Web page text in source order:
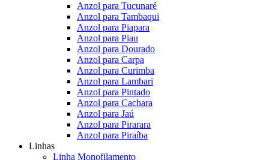
Anzol para Tucunaré
Anzol para Tambaqui
Anzol para Piapara
Anzol para Piau
Anzol para Dourado
Anzol para Carpa
Anzol para Curimba
Anzol para Lambari
Anzol para Pintado
Anzol para Cachara
Anzol para Jaú
Anzol para Pirarara
Anzol para Piraíba
Linhas
Linha Monofilamento